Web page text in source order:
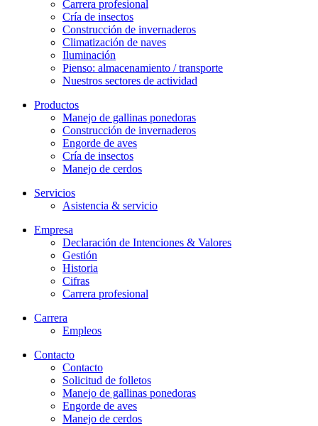
Carrera profesional
Cría de insectos
Construcción de invernaderos
Climatización de naves
Iluminación
Pienso: almacenamiento / transporte
Nuestros sectores de actividad
Productos
Manejo de gallinas ponedoras
Construcción de invernaderos
Engorde de aves
Cría de insectos
Manejo de cerdos
Servicios
Asistencia & servicio
Empresa
Declaración de Intenciones & Valores
Gestión
Historia
Cifras
Carrera profesional
Carrera
Empleos
Contacto
Contacto
Solicitud de folletos
Manejo de gallinas ponedoras
Engorde de aves
Manejo de cerdos